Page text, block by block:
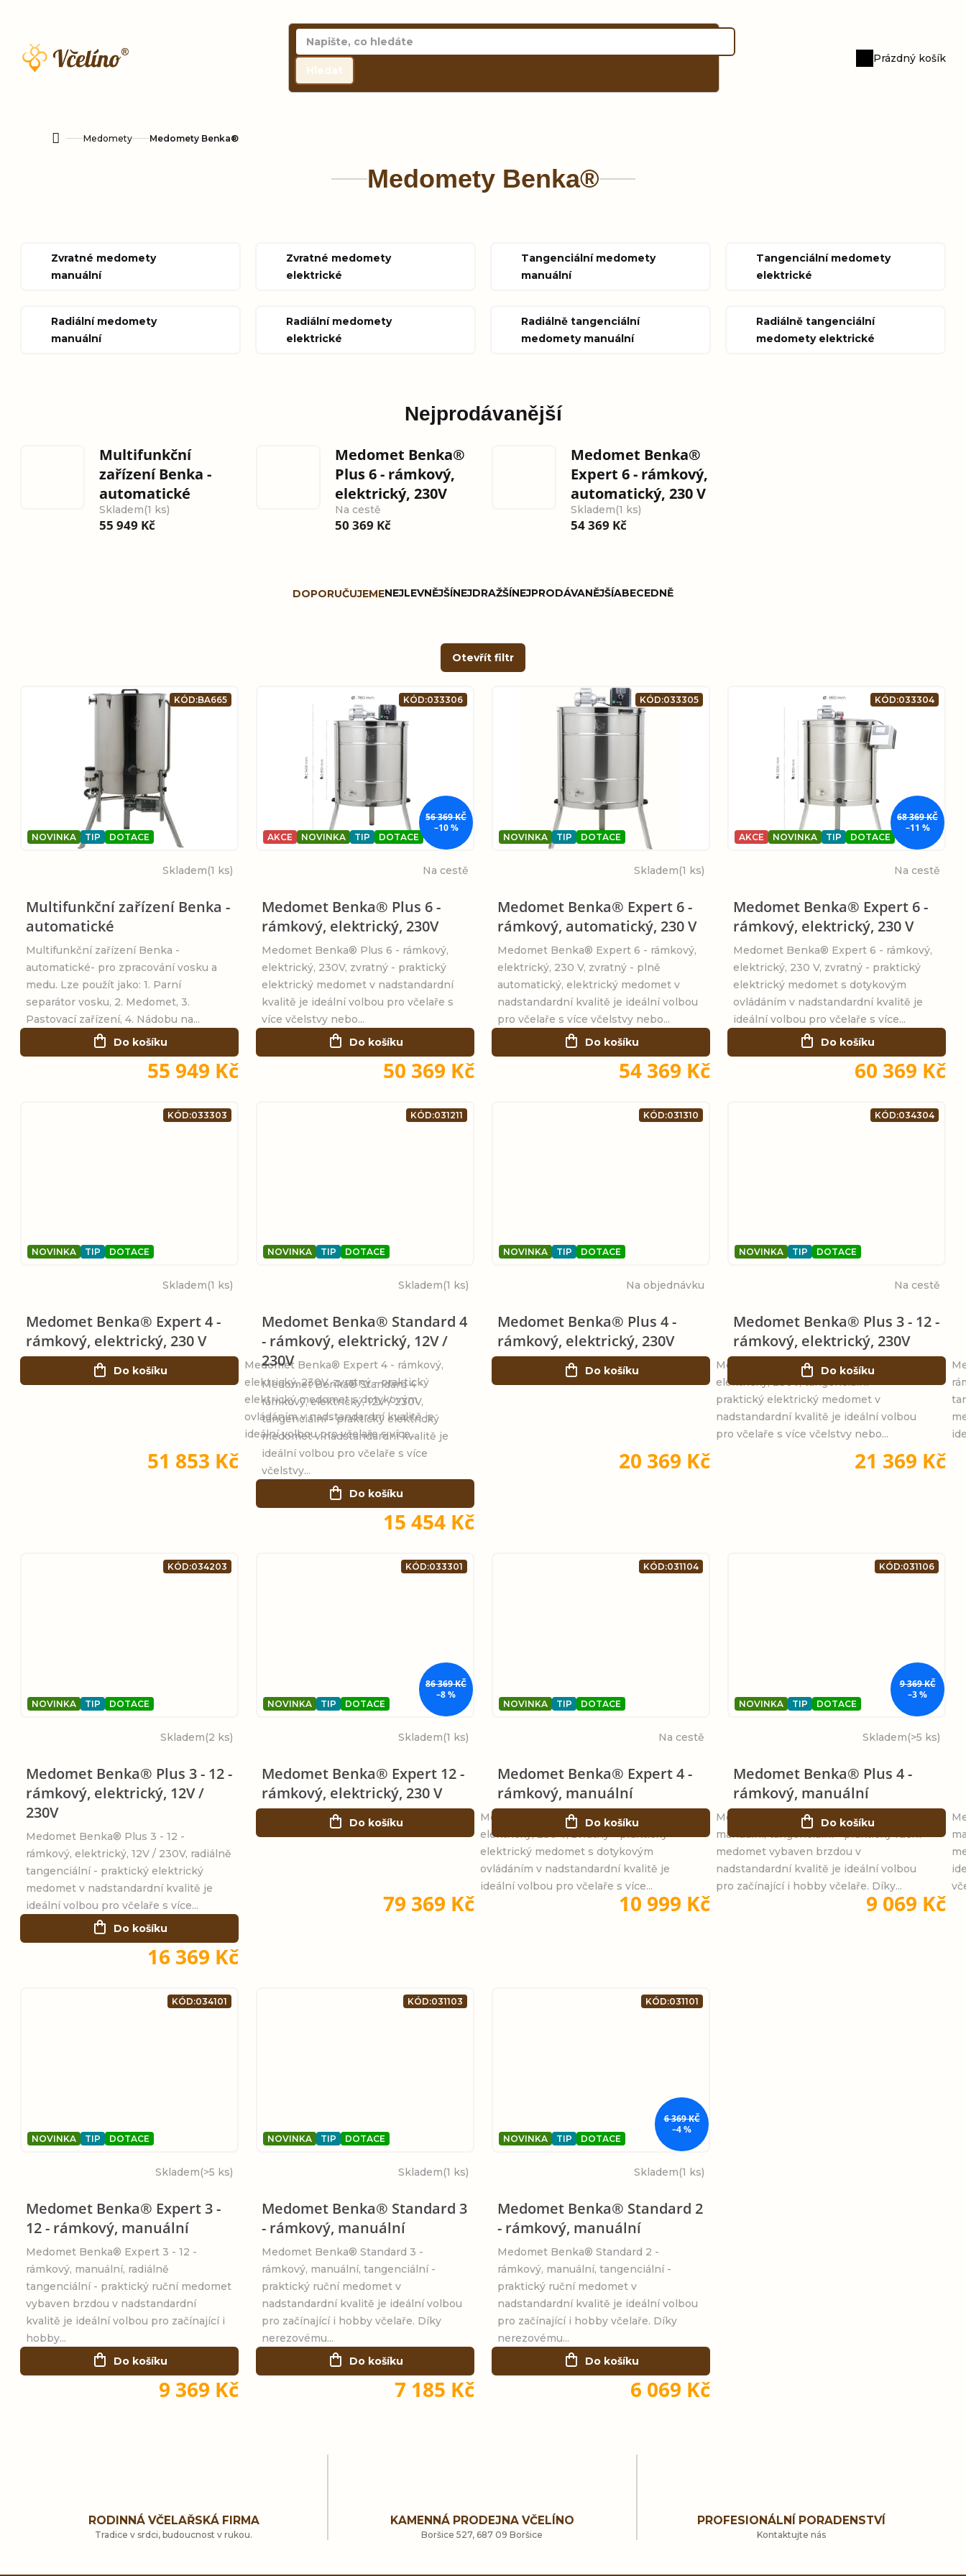
obsah
Hledat
Nákupní
Prázdný košík
DomůMedomety Medomety Benka®
Medomety Benka®
Zvratné medomety
manuální
Zvratné medomety
elektrické
Tangenciální medomety
manuální
Tangenciální medomety
elektrické
Radiální medomety
manuální
Radiální medomety
elektrické
Radiálně tangenciální
medomety manuální
Radiálně tangenciální
medomety elektrické
Nejprodávanější
Multifunkční
zařízení Benka -
automatické
Skladem(1 ks)
55 949 Kč
Medomet Benka®
Plus 6 - rámkový,
elektrický, 230V
Na cestě
50 369 Kč
Medomet Benka®
Expert 6 - rámkový,
automatický, 230 V
Skladem(1 ks)
54 369 Kč
r
d
u
k
t
DOPORUČUJEMENEJLEVNĚJŠÍNEJDRAŽŠÍNEJPRODÁVANĚJŠÍABECEDNĚ
Otevřít filtr
s
r
o
d
u
k
NOVINKA TIP DOTACE
Multifunkční zařízení Benka -
automatické
Skladem(1 ks)
55 949 Kč
Do košíku
Multifunkční zařízení Benka -
automatické- pro zpracování vosku a
medu. Lze použít jako: 1. Parní
separátor vosku, 2. Medomet, 3.
Pastovací zařízení, 4. Nádobu na...
KÓD:BA665
AKCE NOVINKA TIP DOTACE
56 369 KČ
–10 %
Medomet Benka® Plus 6 -
rámkový, elektrický, 230V
Na cestě
50 369 Kč
Do košíku
Medomet Benka® Plus 6 - rámkový,
elektrický, 230V, zvratný - praktický
elektrický medomet v nadstandardní
kvalitě je ideální volbou pro včelaře s
více včelstvy nebo...
KÓD:033306
NOVINKA TIP DOTACE
Medomet Benka® Expert 6 -
rámkový, automatický, 230 V
Skladem(1 ks)
54 369 Kč
Do košíku
Medomet Benka® Expert 6 - rámkový,
elektrický, 230 V, zvratný - plně
automatický, elektrický medomet v
nadstandardní kvalitě je ideální volbou
pro včelaře s více včelstvy nebo...
KÓD:033305
AKCE NOVINKA TIP DOTACE
68 369 KČ
–11 %
Medomet Benka® Expert 6 -
rámkový, elektrický, 230 V
Na cestě
60 369 Kč
Do košíku
Medomet Benka® Expert 6 - rámkový,
elektrický, 230 V, zvratný - praktický
elektrický medomet s dotykovým
ovládáním v nadstandardní kvalitě je
ideální volbou pro včelaře s více...
KÓD:033304
NOVINKA TIP DOTACE
Medomet Benka® Expert 4 -
rámkový, elektrický, 230 V
Skladem(1 ks)
51 853 Kč
Do košíku
Medomet Benka® Expert 4 - rámkový,
elektrický, 230V, zvratný - praktický
elektrický medomet s dotykovým
ovládáním v nadstandardní kvalitě je
ideální volbou pro včelaře s více...
KÓD:033303
NOVINKA TIP DOTACE
Medomet Benka® Standard 4
- rámkový, elektrický, 12V /
230V
Skladem(1 ks)
15 454 Kč
Do košíku
Medomet Benka® Standard 4 -
rámkový, elektrický, 12V / 230V,
tangenciální - praktický elektrický
medomet v nadstandardní kvalitě je
ideální volbou pro včelaře s více
včelstvy...
KÓD:031211
NOVINKA TIP DOTACE
Medomet Benka® Plus 4 -
rámkový, elektrický, 230V
Na objednávku
20 369 Kč
Do košíku
Medomet Benka® Plus 4 - rámkový,
elektrický, 230V, tangenciální -
praktický elektrický medomet v
nadstandardní kvalitě je ideální volbou
pro včelaře s více včelstvy nebo...
KÓD:031310
NOVINKA TIP DOTACE
Medomet Benka® Plus 3 - 12 -
rámkový, elektrický, 230V
Na cestě
21 369 Kč
Do košíku
KÓD:034304
NOVINKA TIP DOTACE
Medomet Benka® Plus 3 - 12 -
rámkový, elektrický, 12V /
230V
Skladem(2 ks)
16 369 Kč
Do košíku
Medomet Benka® Plus 3 - 12 -
rámkový, elektrický, 12V / 230V, radiálně
tangenciální - praktický elektrický
medomet v nadstandardní kvalitě je
ideální volbou pro včelaře s více...
KÓD:034203
NOVINKA TIP DOTACE
86 369 KČ
–8 %
Medomet Benka® Expert 12 -
rámkový, elektrický, 230 V
Skladem(1 ks)
79 369 Kč
Do košíku
Medomet Benka® Expert 12 - rámkový,
elektrický, 230 V, zvratný - praktický
elektrický medomet s dotykovým
ovládáním v nadstandardní kvalitě je
ideální volbou pro včelaře s více...
KÓD:033301
NOVINKA TIP DOTACE
Medomet Benka® Expert 4 -
rámkový, manuální
Na cestě
10 999 Kč
Do košíku
Medomet Benka® Expert 4 - rámkový,
manuální, tangenciální - praktický ruční
medomet vybaven brzdou v
nadstandardní kvalitě je ideální volbou
pro začínající i hobby včelaře. Díky...
KÓD:031104
NOVINKA TIP DOTACE
9 369 KČ
–3 %
Medomet Benka® Plus 4 -
rámkový, manuální
Skladem(>5 ks)
9 069 Kč
Do košíku
KÓD:031106
NOVINKA TIP DOTACE
Medomet Benka® Expert 3 -
12 - rámkový, manuální
Skladem(>5 ks)
9 369 Kč
Do košíku
Medomet Benka® Expert 3 - 12 -
rámkový, manuální, radiálně
tangenciální - praktický ruční medomet
vybaven brzdou v nadstandardní
kvalitě je ideální volbou pro začínající i
hobby...
KÓD:034101
NOVINKA TIP DOTACE
Medomet Benka® Standard 3
- rámkový, manuální
Skladem(1 ks)
7 185 Kč
Do košíku
Medomet Benka® Standard 3 -
rámkový, manuální, tangenciální -
praktický ruční medomet v
nadstandardní kvalitě je ideální volbou
pro začínající i hobby včelaře. Díky
nerezovému...
KÓD:031103
NOVINKA TIP DOTACE
6 369 KČ
–4 %
Medomet Benka® Standard 2
- rámkový, manuální
Skladem(1 ks)
6 069 Kč
Do košíku
Medomet Benka® Standard 2 -
rámkový, manuální, tangenciální -
praktický ruční medomet v
nadstandardní kvalitě je ideální volbou
pro začínající i hobby včelaře. Díky
nerezovému...
KÓD:031101
á
RODINNÁ VČELAŘSKÁ FIRMA
Tradice v srdci, budoucnost v rukou.
KAMENNÁ PRODEJNA VČELÍNO
Boršice 527, 687 09 Boršice
PROFESIONÁLNÍ PORADENSTVÍ
Kontaktujte nás